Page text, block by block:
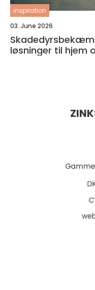
inspiration
03. June 2026
løsninger til hjem